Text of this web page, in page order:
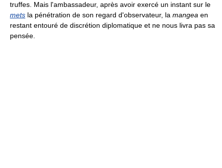
truffes. Mais l'ambassadeur, après avoir exercé un instant sur le
mets la pénétration de son regard d'observateur, la mangea en
restant entouré de discrétion diplomatique et ne nous livra pas sa
pensée.